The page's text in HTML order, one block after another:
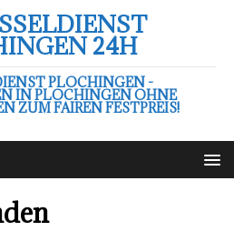
24H
PLOCHINGEN -
IN PLOCHINGEN OHNE
ZUM FAIREN FESTPREIS!